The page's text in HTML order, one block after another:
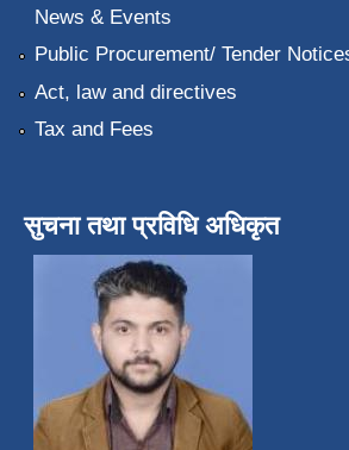
News & Events
Public Procurement/ Tender
Act, law and directives
Tax and Fees
सुचना तथा प्रविधि अधिकृत